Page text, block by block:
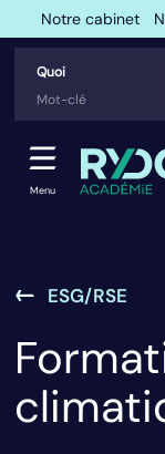
Notre cabinet
Quoi
Menu
ESG/RSE